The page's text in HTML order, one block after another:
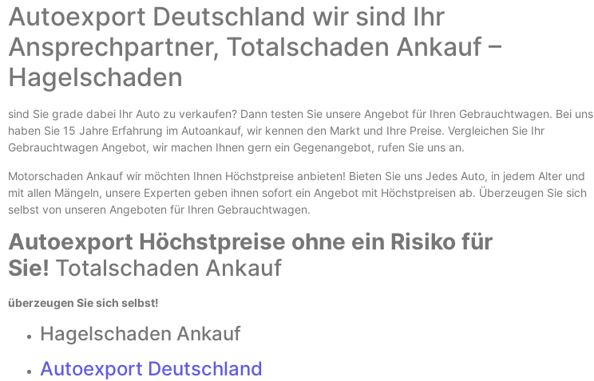
Autoexport Deutschland wir sind Ihr
Ansprechpartner, Totalschaden Ankauf –
Hagelschaden
sind Sie grade dabei Ihr Auto zu verkaufen? Dann testen Sie unsere Angebot für Ihren Gebrauchtwagen. Bei uns
haben Sie 15 Jahre Erfahrung im Autoankauf, wir kennen den Markt und Ihre Preise. Vergleichen Sie Ihr
Gebrauchtwagen Angebot, wir machen Ihnen gern ein Gegenangebot, rufen Sie uns an.
Motorschaden Ankauf wir möchten Ihnen Höchstpreise anbieten! Bieten Sie uns Jedes Auto, in jedem Alter und
mit allen Mängeln, unsere Experten geben ihnen sofort ein Angebot mit Höchstpreisen ab. Überzeugen Sie sich
selbst von unseren Angeboten für Ihren Gebrauchtwagen.
Autoexport Höchstpreise ohne ein Risiko für
Sie! Totalschaden Ankauf
überzeugen Sie sich selbst!
Hagelschaden Ankauf
Autoexport Deutschland